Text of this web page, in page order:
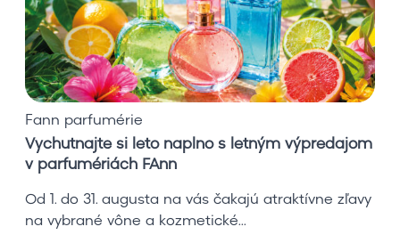
j
t
e
s
l
e
t
o
Fann parfumérie
Vychutnajte si leto naplno s letným výpredajom
v parfumériách FAnn
Od 1. do 31. augusta na vás čakajú atraktívne zľavy
na vybrané vône a kozmetické...